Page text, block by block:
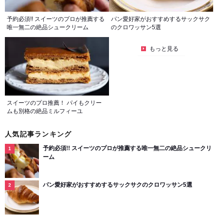
予約必須!! スイーツのプロが推薦する
唯一無二の絶品シュークリーム
パン愛好家がおすすめするサックサク
のクロワッサン5選
スイーツのプロ推薦！ パイもクリー
ムも別格の絶品ミルフィーユ
もっと見る
人気記事ランキング
予約必須!! スイーツのプロが推薦する唯一無二の絶品シュークリ
ーム
パン愛好家がおすすめするサックサクのクロワッサン5選